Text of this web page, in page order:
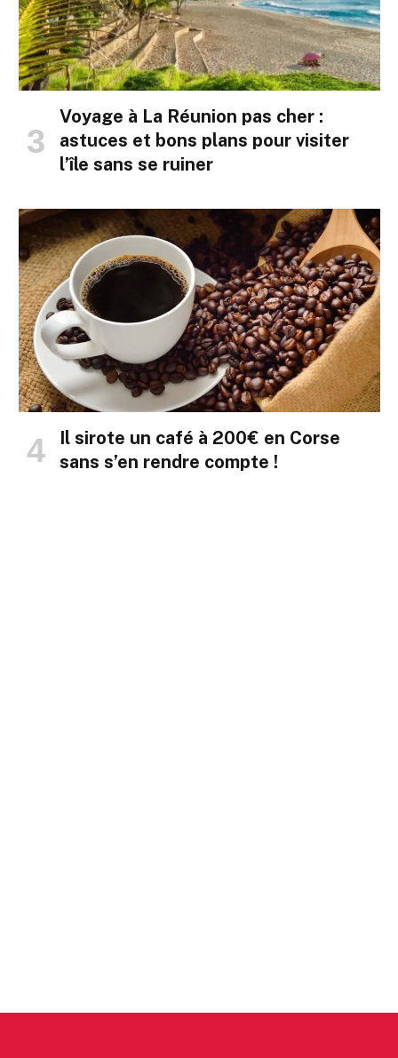
Voyage à La Réunion pas cher :
astuces et bons plans pour visiter
l’île sans se ruiner
Il sirote un café à 200€ en Corse
sans s’en rendre compte !